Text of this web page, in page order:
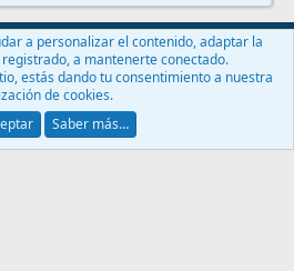
Política de privacidad
Ayuda
® © 2010-2024 XenForo Ltd.
a personalizar el contenido, adaptar la
a mantenerte conectado.
estás dando tu consentimiento a nuestra
de cookies.
Saber más…